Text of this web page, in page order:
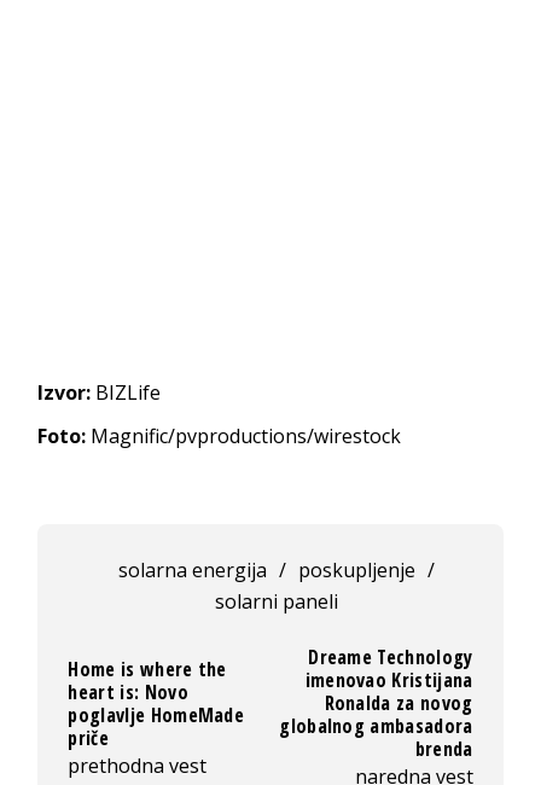
Izvor: BIZLife
Foto: Magnific/pvproductions/wirestock
solarna energija / poskupljenje /
solarni paneli
Home is where the
heart is: Novo
poglavlje HomeMade
priče
prethodna vest
Dreame Technology
imenovao Kristijana
Ronalda za novog
globalnog ambasadora
brenda
naredna vest